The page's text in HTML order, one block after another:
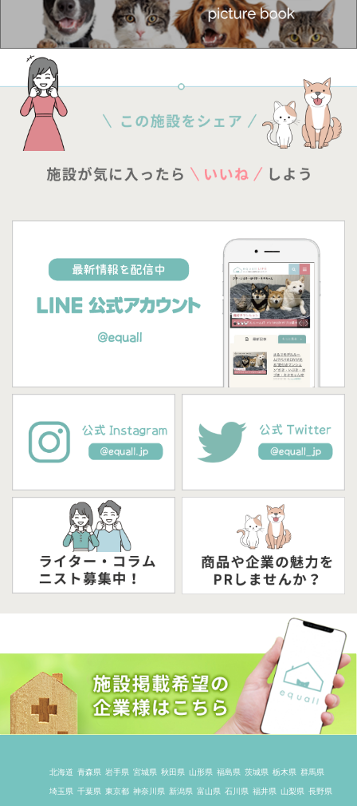
北海道 青森県 岩手県 宮城県 秋田県 山形県 福島県 茨城県 栃木県 群馬県
埼玉県 千葉県 東京都 神奈川県 新潟県 富山県 石川県 福井県 山梨県 長野県